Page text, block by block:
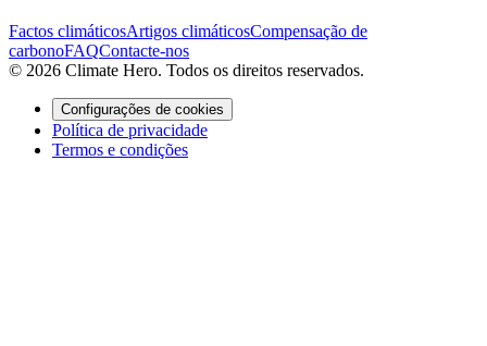
Factos climáticosArtigos climáticosCompensação de
carbonoFAQContacte-nos
© 2026 Climate Hero. Todos os direitos reservados.
Configurações de cookies
Política de privacidade
Termos e condições